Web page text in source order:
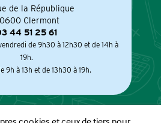
de la République
Clermont
44 51 25 61
de 9h30 à 12h30 et de 14h à
19h.
9h à 13h et de 13h30 à 19h.